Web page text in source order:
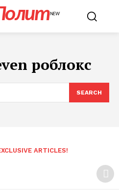
NEW
роблокс
SEARCH
ARTICLES!